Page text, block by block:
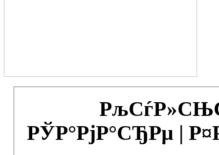
РЎР°РјР°СЂРµ |